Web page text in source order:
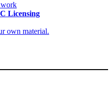
work
Licensing
own material.